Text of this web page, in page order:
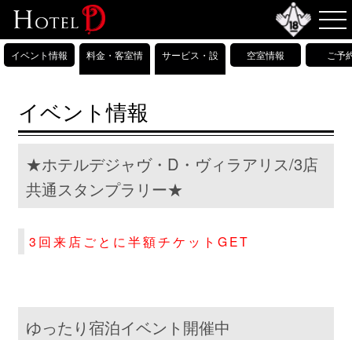
イベント情報
料金・客室情
報
サービス・設
備情報
空室情報 ご予
イベント情報
★ホテルデジャヴ・D・ヴィラアリス/3店
共通スタンプラリー★
3回来店ごとに半額チケットGET
ゆったり宿泊イベント開催中